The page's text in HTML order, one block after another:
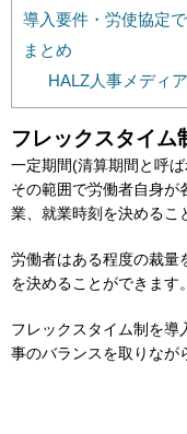
導入要件・労使協定
まとめ
HALZ人事メディア
フレックスタイム
一定期間(清算期間と呼
その範囲で労働者自身が
業、就業時刻を決めるこ
労働者はある程度の裁量
を決めることができます。
フレックスタイム制を導
事のバランスを取りなが